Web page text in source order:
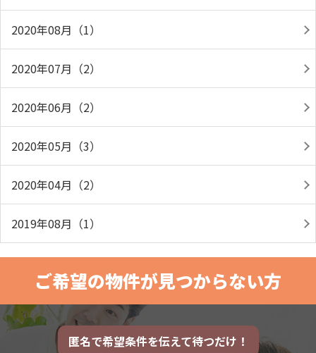
2020年08月（1）
2020年07月（2）
2020年06月（2）
2020年05月（3）
2020年04月（2）
2019年08月（1）
ご希望の物件が見つからない方
匿名で希望条件を伝えて待つだけ！